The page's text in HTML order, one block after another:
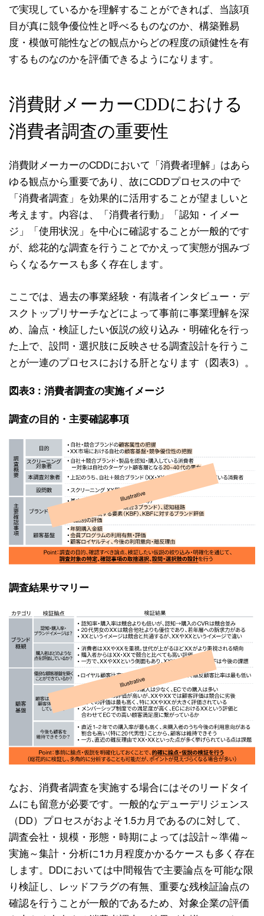
で実現しているかを理解することができれば、当該項
目が真に競争優位性と呼べるものなのか、構築難易
度・模倣可能性などの観点からどの程度の頑健性を有
するものなのかを評価できるようになります。
消費財メーカーCDDにおける
消費者調査の重要性
消費財メーカーのCDDにおいて「消費者理解」はあら
ゆる観点から重要であり、故にCDDプロセスの中で
「消費者調査」を効果的に活用することが望ましいと
考えます。内容は、「消費者行動」「認知・イメー
ジ」「使用状況」を中心に確認することが一般的です
が、総花的な調査を行うことでかえって実態が掴みづ
らくなるケースも多く存在します。
ここでは、過去の事業経験・有識者インタビュー・デ
スクトップリサーチなどによって事前に事業理解を深
め、論点・検証したい仮説の絞り込み・明確化を行っ
た上で、設問・選択肢に反映させる調査設計を行うこ
とが一連のプロセスにおける肝となります（図表3）。
図表3：消費者調査の実施イメージ
調査の目的・主要確認事項
調査結果サマリー
なお、消費者調査を実施する場合にはそのリードタイ
ムにも留意が必要です。一般的なデューデリジェンス
（DD）プロセスがおよそ1.5カ月であるのに対して、
調査会社・規模・形態・時期によっては設計～準備～
実施～集計・分析に1カ月程度かかるケースも多く存在
します。DDにおいては中間報告で主要論点を可能な限
り検証し、レッドフラグの有無、重要な残検証論点の
確認を行うことが一般的であるため、対象企業の評価